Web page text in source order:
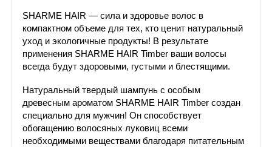
SHARME HAIR — сила и здоровье волос в
компактном объеме для тех, кто ценит натуральный
уход и экологичные продукты! В результате
применения SHARME HAIR Timber ваши волосы
всегда будут здоровыми, густыми и блестящими.
Натуральный твердый шампунь с особым
древесным ароматом SHARME HAIR Timber создан
специально для мужчин! Он способствует
обогащению волосяных луковиц всеми
необходимыми веществами благодаря питательным